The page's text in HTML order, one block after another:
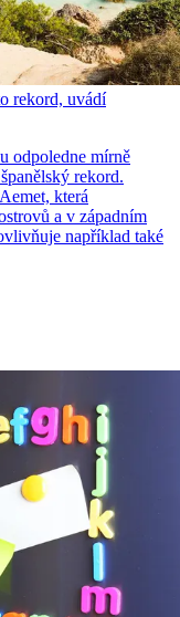
rekord, uvádí
odpoledne mírně
rekord.
která
a v západním
například také